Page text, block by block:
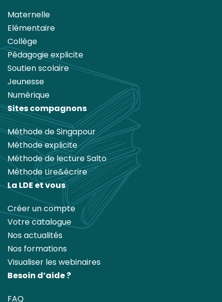
Maternelle
Elémentaire
Collège
Pédagogie explicite
Soutien scolaire
Jeunesse
Numérique
Sites compagnons
Méthode de Singapour
Méthode explicite
Méthode de lecture Salto
Méthode Lire&écrire
La LDE et vous
Créer un compte
Votre catalogue
Nos actualités
Nos formations
Visualiser les webinaires
Besoin d’aide ?
FAQ